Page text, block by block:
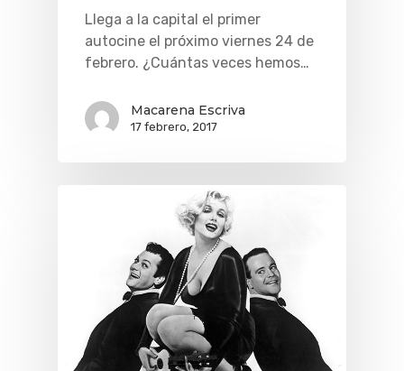
Llega a la capital el primer
autocine el próximo viernes 24 de
febrero. ¿Cuántas veces hemos…
Macarena Escriva
17 febrero, 2017